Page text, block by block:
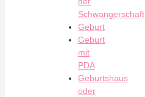
Schwangerschaft
Geburt
Geburt
mit
PDA
Geburtshaus
oder